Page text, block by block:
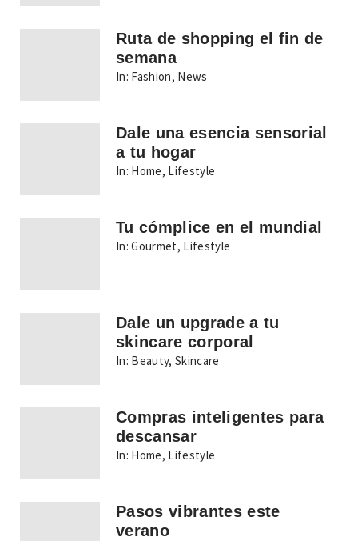
Ruta de shopping el fin de
semana
In: Fashion, News
Dale una esencia sensorial
a tu hogar
In: Home, Lifestyle
Tu cómplice en el mundial
In: Gourmet, Lifestyle
Dale un upgrade a tu
skincare corporal
In: Beauty,Skincare
Compras inteligentes para
descansar
In: Home, Lifestyle
Pasos vibrantes este
verano